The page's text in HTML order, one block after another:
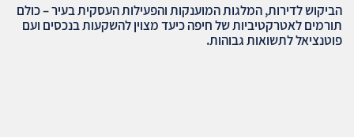
הביקוש לדירות, המלגות המוענקות והפעילות העסקית בעיר – כולם
תורמים לאטרקטיביות של חיפה כיעד מצוין להשקעות בנכסים ועם
פוטנציאל לתשואות גבוהות.